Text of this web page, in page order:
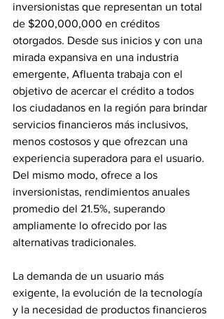
inversionistas que representan un total
de $200,000,000 en créditos
otorgados. Desde sus inicios y con una
mirada expansiva en una industria
emergente, Afluenta trabaja con el
objetivo de acercar el crédito a todos
los ciudadanos en la región para brindar
servicios financieros más inclusivos,
menos costosos y que ofrezcan una
experiencia superadora para el usuario.
Del mismo modo, ofrece a los
inversionistas, rendimientos anuales
promedio del 21.5%, superando
ampliamente lo ofrecido por las
alternativas tradicionales.
La demanda de un usuario más
exigente, la evolución de la tecnología
y la necesidad de productos financieros